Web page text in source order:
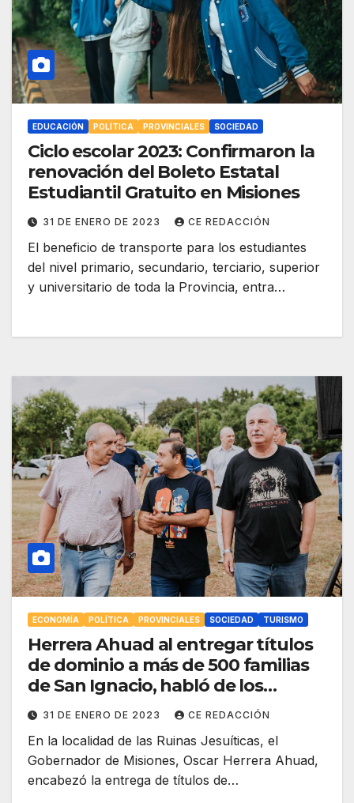
EDUCACIÓN POLÍTICA PROVINCIALES SOCIEDAD
Ciclo escolar 2023: Confirmaron la
renovación del Boleto Estatal
Estudiantil Gratuito en Misiones
31 DE ENERO DE 2023 CE REDACCIÓN
El beneficio de transporte para los estudiantes
del nivel primario, secundario, terciario, superior
y universitario de toda la Provincia, entra…
ECONOMÍA POLÍTICA PROVINCIALES SOCIEDAD TURISMO
Herrera Ahuad al entregar títulos
de dominio a más de 500 familias
de San Ignacio, habló de los
Programas Ahora, del Turismo y
del panorama electoral
31 DE ENERO DE 2023 CE REDACCIÓN
En la localidad de las Ruinas Jesuíticas, el
Gobernador de Misiones, Oscar Herrera Ahuad,
encabezó la entrega de títulos de…